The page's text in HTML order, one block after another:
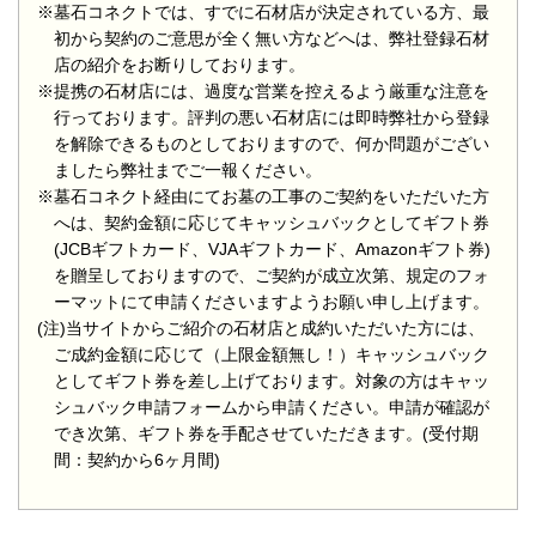
※墓石コネクトでは、すでに石材店が決定されている方、最
初から契約のご意思が全く無い方などへは、弊社登録石材
店の紹介をお断りしております。
※提携の石材店には、過度な営業を控えるよう厳重な注意を
行っております。評判の悪い石材店には即時弊社から登録
を解除できるものとしておりますので、何か問題がござい
ましたら弊社までご一報ください。
※墓石コネクト経由にてお墓の工事のご契約をいただいた方
へは、契約金額に応じてキャッシュバックとしてギフト券
(JCBギフトカード、VJAギフトカード、Amazonギフト券)
を贈呈しておりますので、ご契約が成立次第、規定のフォ
ーマットにて申請くださいますようお願い申し上げます。
(注)当サイトからご紹介の石材店と成約いただいた方には、
ご成約金額に応じて（上限金額無し！）キャッシュバック
としてギフト券を差し上げております。対象の方はキャッ
シュバック申請フォームから申請ください。申請が確認が
でき次第、ギフト券を手配させていただきます。(受付期
間：契約から6ヶ月間)